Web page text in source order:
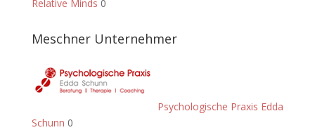
Relative Minds 0
Meschner Unternehmer
Psychologische Praxis Edda
Schunn 0